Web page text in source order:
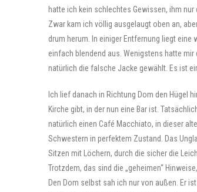
hatte ich kein schlechtes Gewissen, ihm
Zwar kam ich völlig ausgelaugt oben an,
drum herum. In einiger Entfernung liegt
einfach blendend aus. Wenigstens hatte mir
natürlich die falsche Jacke gewählt. Es ist
Ich lief danach in Richtung Dom den Hügel
Kirche gibt, in der nun eine Bar ist.
natürlich einen Café Macchiato, in dieser
Schwestern in perfektem Zustand. Das
Sitzen mit Löchern, durch die sicher die
Trotzdem, das sind die „geheimen“
Den Dom selbst sah ich nur von außen. Er